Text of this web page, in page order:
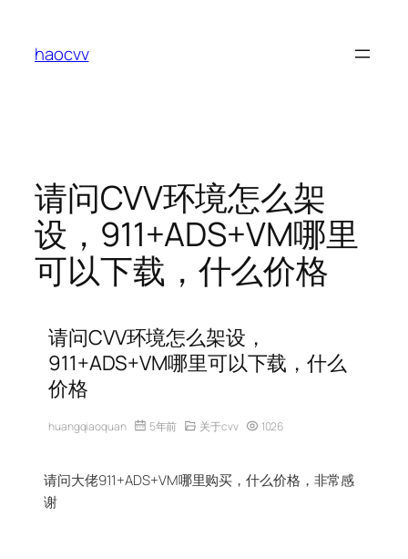
haocvv
请问CVV环境怎么架
设，911+ADS+VM哪里
可以下载，什么价格
请问CVV环境怎么架设，
911+ADS+VM哪里可以下载，什么
价格
huangqiaoquan 5年前 关于cvv 1026
请问大佬911+ADS+VM哪里购买，什么价格，非常感
谢